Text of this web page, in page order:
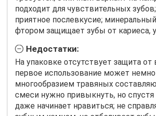
подходит для чувствительных
приятное послевкусие;
фтором защищает зубы от кариеса,
Недостатки:
На упаковке отсутствует защита от
первое использование может
многообразием травяных
смеси нужно привыкнуть, но
даже начинает нравиться; не